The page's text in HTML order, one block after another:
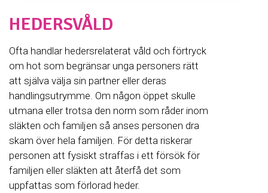
HEDERSVÅLD
Ofta handlar hedersrelaterat våld och förtryck
om hot som begränsar unga personers rätt
att själva välja sin partner eller deras
handlingsutrymme. Om någon öppet skulle
utmana eller trotsa den norm som råder inom
släkten och familjen så anses personen dra
skam över hela familjen. För detta riskerar
personen att fysiskt straffas i ett försök för
familjen eller släkten att återfå det som
uppfattas som förlorad heder.